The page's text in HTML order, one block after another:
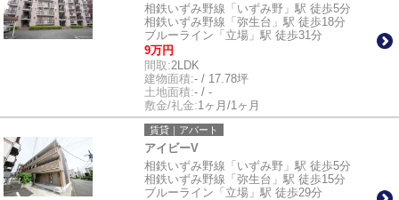
相鉄いずみ野線「いずみ野」駅 徒歩5分
相鉄いずみ野線「弥生台」駅 徒歩18分
ブルーライン「立場」駅 徒歩31分
9万円
間取:2LDK
建物面積:- / 17.78坪
土地面積:- / -
敷金/礼金:1ヶ月/1ヶ月
賃貸｜アパート
アイビーV
相鉄いずみ野線「いずみ野」駅 徒歩5分
相鉄いずみ野線「弥生台」駅 徒歩15分
ブルーライン「立場」駅 徒歩29分